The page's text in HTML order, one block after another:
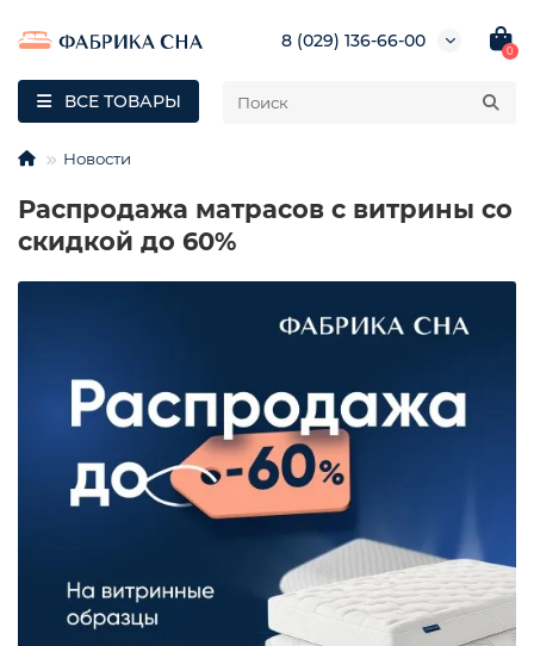
8 (029) 136-66-00
0
ВСЕ ТОВАРЫ
Новости
Распродажа матрасов с витрины со
скидкой до 60%